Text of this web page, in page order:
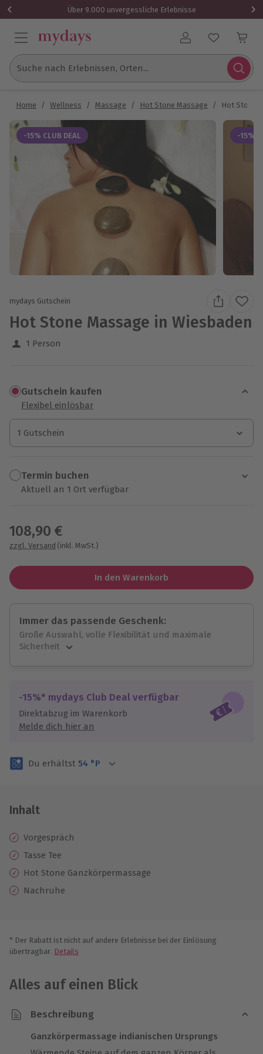
Über 9.000 unvergessliche Erlebnisse
Benutzerkonto
Suche nach Erlebnissen, Orten...
Home / Wellness / Massage / Hot Stone Massage / Hot Stone
-15% CLUB DEAL -15%
mydays Gutschein
Hot Stone Massage in Wiesbaden
1 Person
Gutschein kaufen
Flexibel einlösbar
1 Gutschein
1 Gutschein
1 Gutschein
Termin buchen
Aktuell an 1 Ort verfügbar
108,90 €
zzgl. Versand (inkl. MwSt.)
In den Warenkorb
Immer das passende Geschenk:
Große Auswahl, volle Flexibilität und maximale
Sicherheit
Jeder Gutschein für alle Erlebnisse einlösbar.
Maximale Sicherheit
3 Jahre gültig & verlängerbar.
-15%* mydays Club Deal verfügbar
Direktabzug im Warenkorb
Melde dich hier an
Du erhältst 54 °P
Inhalt
Vorgespräch
Tasse Tee
Hot Stone Ganzkörpermassage
Nachruhe
* Der Rabatt ist nicht auf andere Erlebnisse bei der Einlösung
übertragbar. Details
Alles auf einen Blick
Beschreibung
Ganzkörpermassage indianischen Ursprungs